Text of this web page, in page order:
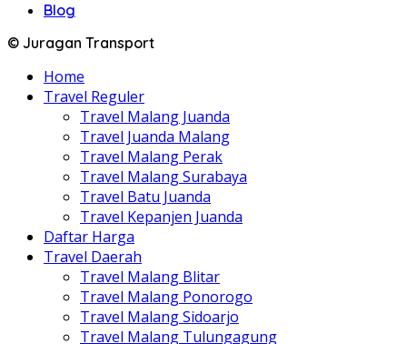
Blog
© Juragan Transport
Home
Travel Reguler
Travel Malang Juanda
Travel Juanda Malang
Travel Malang Perak
Travel Malang Surabaya
Travel Batu Juanda
Travel Kepanjen Juanda
Daftar Harga
Travel Daerah
Travel Malang Blitar
Travel Malang Ponorogo
Travel Malang Sidoarjo
Travel Malang Tulungagung